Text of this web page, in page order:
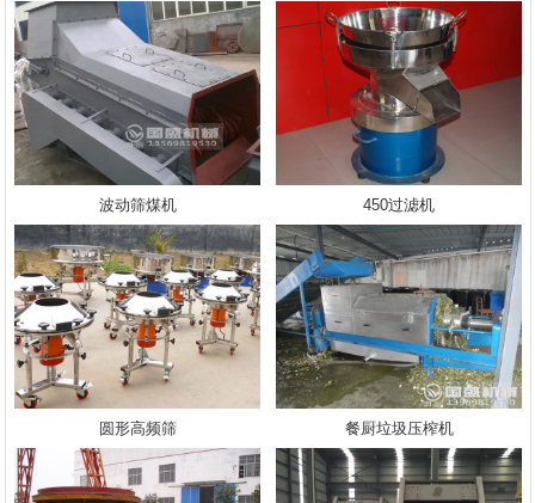
波动筛煤机 450过滤机
圆形高频筛 餐厨垃圾压榨机